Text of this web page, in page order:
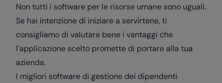
Non tutti i software per le risorse umane sono uguali.
Se hai intenzione di iniziare a servirtene, ti
consigliamo di valutare bene i vantaggi che
l’applicazione scelto promette di portare alla tua
azienda.
I migliori software di gestione dei dipendenti